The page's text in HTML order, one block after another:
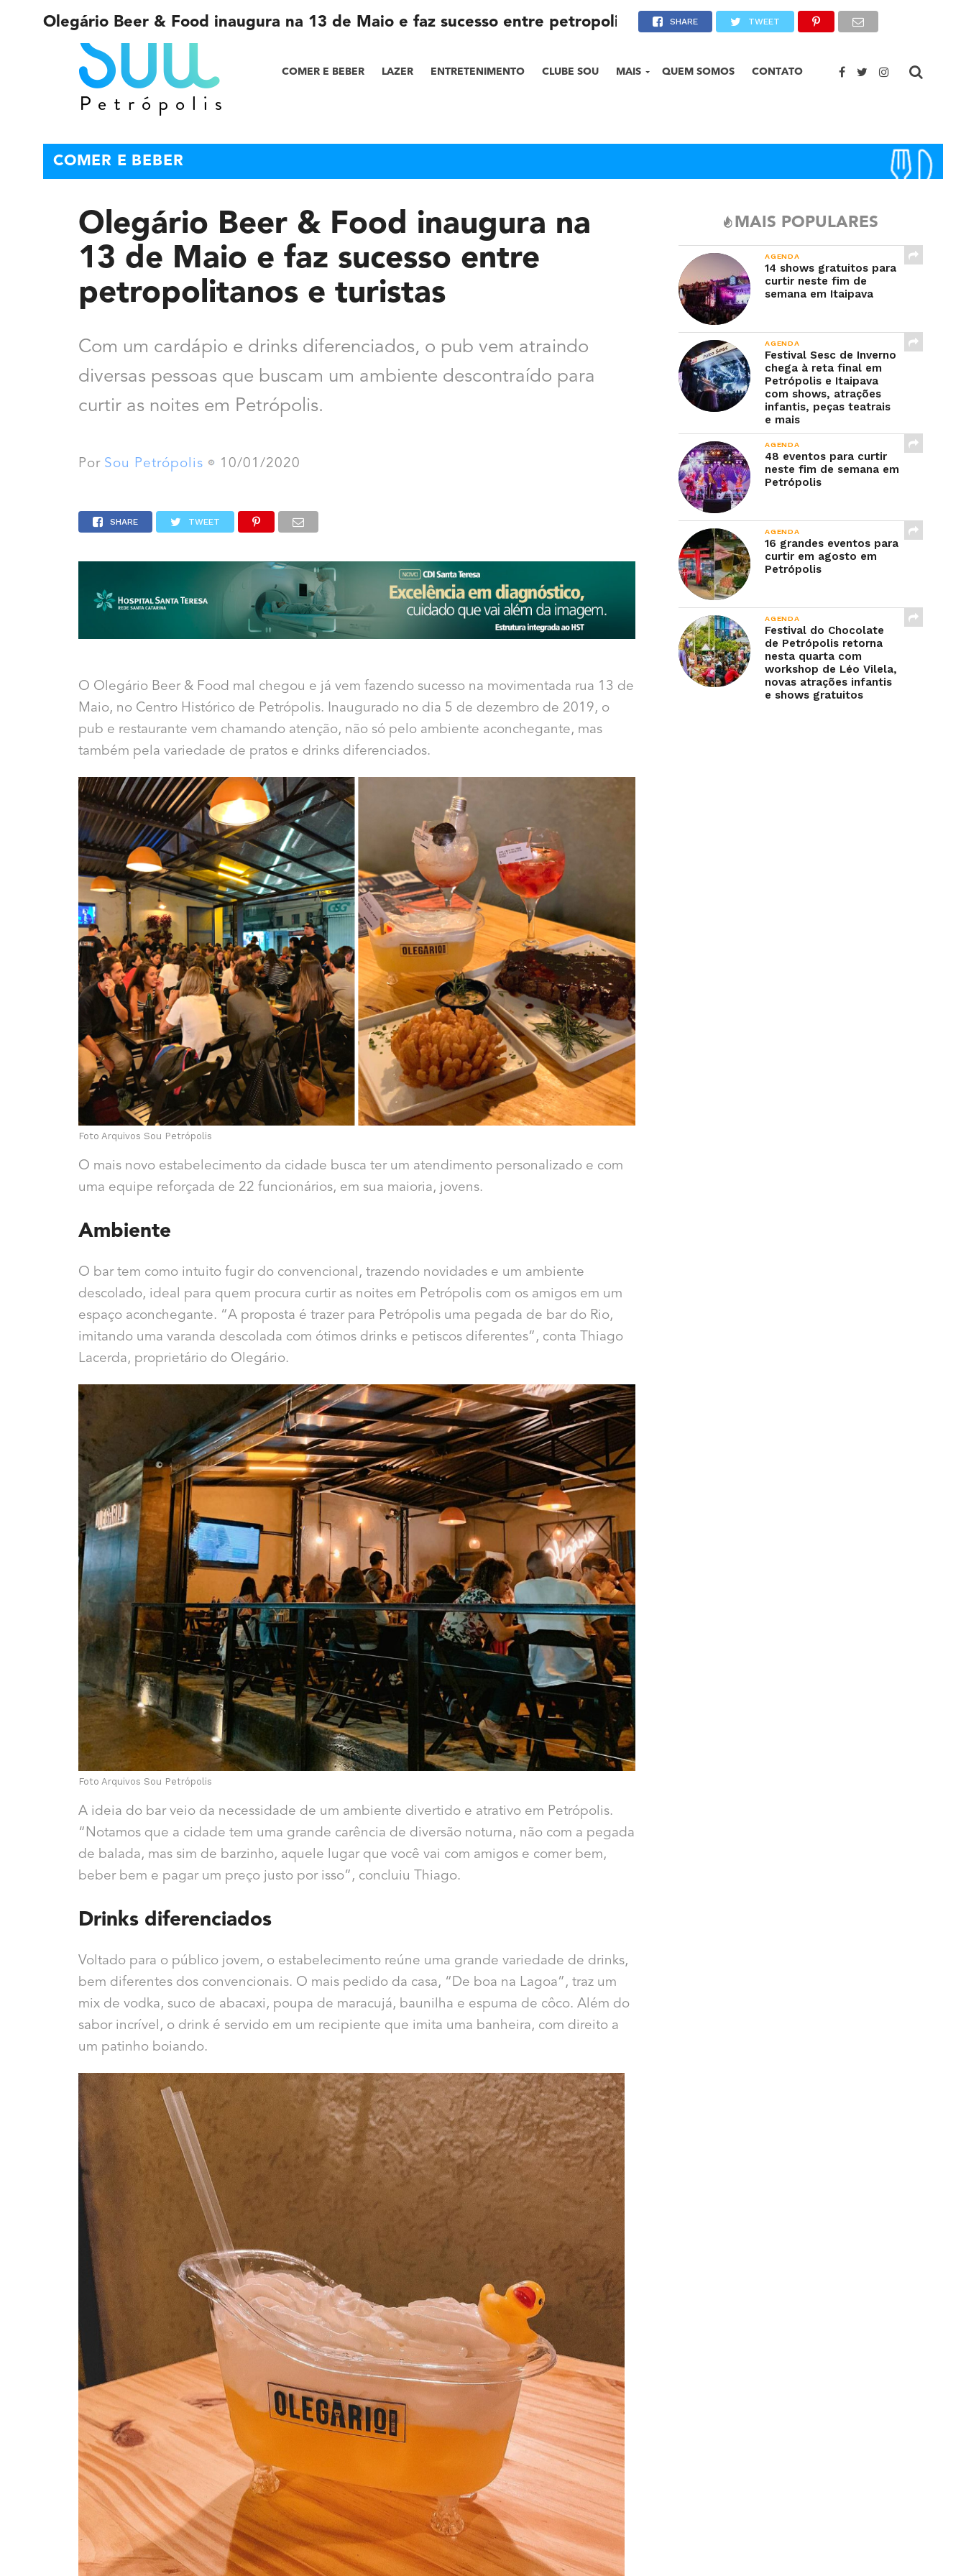
COMER E BEBER LAZER ENTRETENIMENTO CLUBE SOU MAIS QUEM SOMOS CONTATO
Olegário Beer & Food inaugura na 13 de Maio e faz sucesso entre petropolitanos e turistas
SHARE TWEET
COMER E BEBER
Olegário Beer & Food inaugura na
13 de Maio e faz sucesso entre
petropolitanos e turistas
Com um cardápio e drinks diferenciados, o pub vem atraindo
diversas pessoas que buscam um ambiente descontraído para
curtir as noites em Petrópolis.
Por Sou Petrópolis 10/01/2020
SHARE TWEET
O Olegário Beer & Food mal chegou e já vem fazendo sucesso na movimentada rua 13 de
Maio, no Centro Histórico de Petrópolis. Inaugurado no dia 5 de dezembro de 2019, o
pub e restaurante vem chamando atenção, não só pelo ambiente aconchegante, mas
também pela variedade de pratos e drinks diferenciados.
Foto Arquivos Sou Petrópolis
O mais novo estabelecimento da cidade busca ter um atendimento personalizado e com
uma equipe reforçada de 22 funcionários, em sua maioria, jovens.
Ambiente
O bar tem como intuito fugir do convencional, trazendo novidades e um ambiente
descolado, ideal para quem procura curtir as noites em Petrópolis com os amigos em um
espaço aconchegante. “A proposta é trazer para Petrópolis uma pegada de bar do Rio,
imitando uma varanda descolada com ótimos drinks e petiscos diferentes”, conta Thiago
Lacerda, proprietário do Olegário.
Foto Arquivos Sou Petrópolis
A ideia do bar veio da necessidade de um ambiente divertido e atrativo em Petrópolis.
“Notamos que a cidade tem uma grande carência de diversão noturna, não com a pegada
de balada, mas sim de barzinho, aquele lugar que você vai com amigos e comer bem,
beber bem e pagar um preço justo por isso”, concluiu Thiago.
Drinks diferenciados
Voltado para o público jovem, o estabelecimento reúne uma grande variedade de drinks,
bem diferentes dos convencionais. O mais pedido da casa, “De boa na Lagoa”, traz um
mix de vodka, suco de abacaxi, poupa de maracujá, baunilha e espuma de côco. Além do
sabor incrível, o drink é servido em um recipiente que imita uma banheira, com direito a
um patinho boiando.
MAIS POPULARES
AGENDA
14 shows gratuitos para
curtir neste fim de
semana em Itaipava
AGENDA
Festival Sesc de Inverno
chega à reta final em
Petrópolis e Itaipava
com shows, atrações
infantis, peças teatrais
e mais
AGENDA
48 eventos para curtir
neste fim de semana em
Petrópolis
AGENDA
16 grandes eventos para
curtir em agosto em
Petrópolis
AGENDA
Festival do Chocolate
de Petrópolis retorna
nesta quarta com
workshop de Léo Vilela,
novas atrações infantis
e shows gratuitos